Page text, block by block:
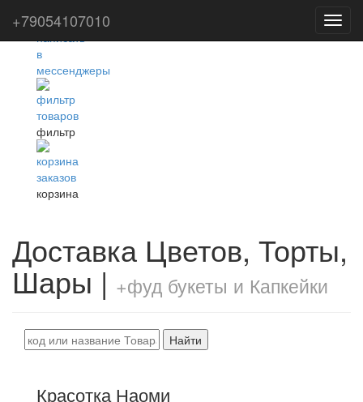
фильтр
корзина
Доставка Цветов, Торты,
Шары | +фуд букеты и Капкейки
Найти
Красотка Наоми
+79054107010